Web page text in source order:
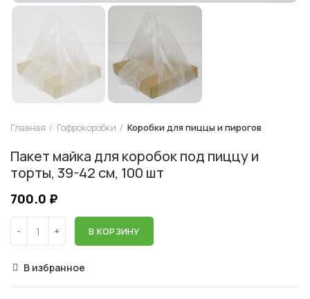
Главная Гофрокоробки Коробки для пиццы и пирогов
Пакет майка для коробок под пиццу и
торты, 39-42 см, 100 шт
700.0 ₽
В КОРЗИНУ
В избранное